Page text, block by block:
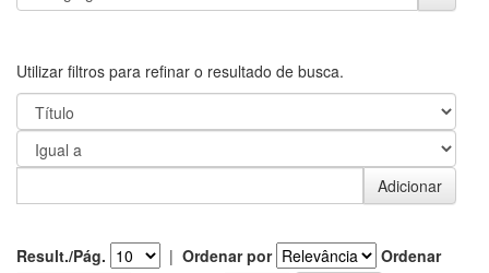
Utilizar filtros para refinar o resultado de busca.
Result./Pág. | Ordenar por
Ordenar